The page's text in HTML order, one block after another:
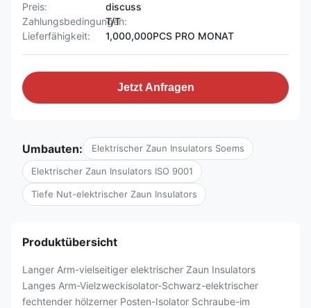
Preis:
discuss
Zahlungsbedingungen:
T/T
Lieferfähigkeit:
1,000,000PCS PRO MONAT
Jetzt Anfragen
Umbauten: Elektrischer Zaun Insulators Soems
Elektrischer Zaun Insulators ISO 9001
Tiefe Nut-elektrischer Zaun Insulators
Produktübersicht
Langer Arm-vielseitiger elektrischer Zaun Insulators
Langes Arm-Vielzweckisolator-Schwarz-elektrischer
fechtender hölzerner Posten-Isolator Schraube-im